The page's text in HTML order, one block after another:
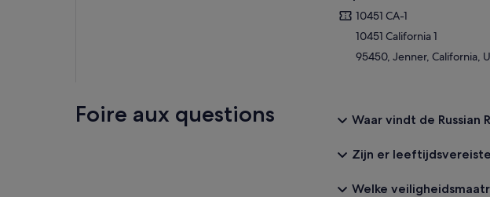
10451 CA-1
10451 California 1
95450, Jenner, California,
Foire aux questions Waar vindt de Russian
Zijn er
Welke